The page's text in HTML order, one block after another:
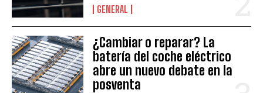
GENERAL
¿Cambiar o reparar? La
batería del coche eléctrico
abre un nuevo debate en la
posventa